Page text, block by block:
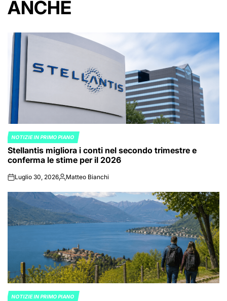
ANCHE
POSTED
IN
NOTIZIE IN PRIMO PIANO
Stellantis migliora i conti nel secondo trimestre e
conferma le stime per il 2026
onLuglio 30, 2026Posted
Matteo Bianchi
NOTIZIE IN PRIMO PIANO